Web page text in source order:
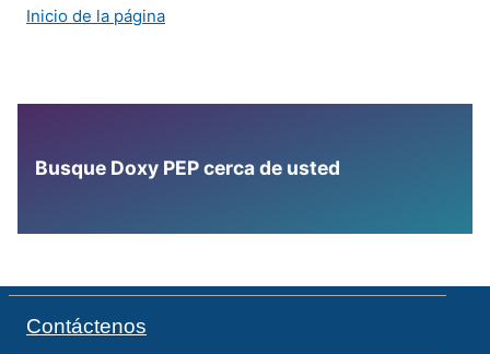
Inicio de la página
Busque Doxy PEP cerca de usted
Contáctenos